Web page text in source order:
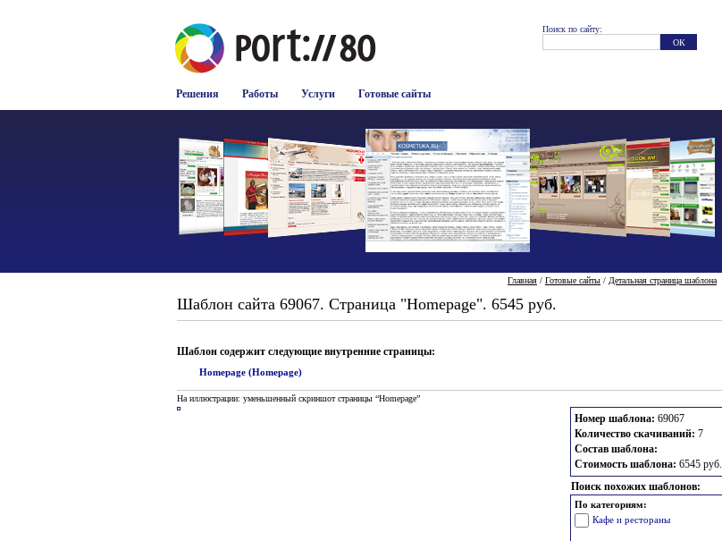
Решения Работы Услуги Готовые сайты
Поиск по сайту:
Главная / Готовые сайты / Детальная страница шаблона
Шаблон сайта 69067. Страница "Homepage". 6545 руб.
Шаблон содержит следующие внутренние страницы:
Homepage (Homepage)
На иллюстрации: уменьшенный скриншот страницы “Homepage”
Номер шаблона: 69067
Количество скачиваний: 7
Состав шаблона:
Стоимость шаблона: 6545 руб.
Поиск похожих шаблонов:
По категориям:
Кафе и рестораны